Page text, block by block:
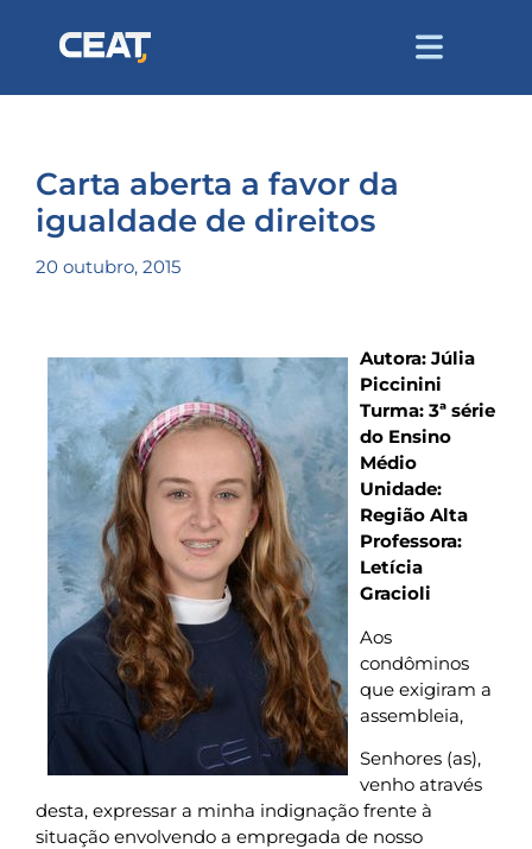
Carta aberta a favor da
igualdade de direitos
20 outubro, 2015
Autora: Júlia
Piccinini
Turma: 3ª série
do Ensino
Médio
Unidade:
Região Alta
Professora:
Letícia
Gracioli
Aos
condôminos
que exigiram a
assembleia,
Senhores (as),
venho através
desta, expressar a minha indignação frente à
situação envolvendo a empregada de nosso